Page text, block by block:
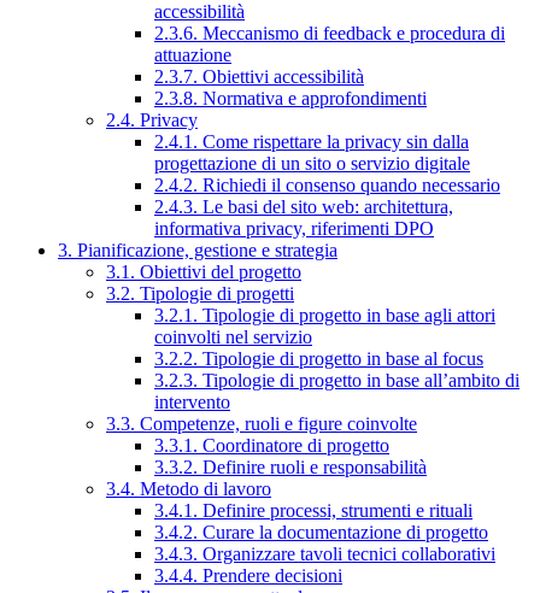
accessibilità
2.3.6. Meccanismo di feedback e procedura di
attuazione
2.3.7. Obiettivi accessibilità
2.3.8. Normativa e approfondimenti
2.4. Privacy
2.4.1. Come rispettare la privacy sin dalla
progettazione di un sito o servizio digitale
2.4.2. Richiedi il consenso quando necessario
2.4.3. Le basi del sito web: architettura,
informativa privacy, riferimenti DPO
3. Pianificazione, gestione e strategia
3.1. Obiettivi del progetto
3.2. Tipologie di progetti
3.2.1. Tipologie di progetto in base agli attori
coinvolti nel servizio
3.2.2. Tipologie di progetto in base al focus
3.2.3. Tipologie di progetto in base all’ambito di
intervento
3.3. Competenze, ruoli e figure coinvolte
3.3.1. Coordinatore di progetto
3.3.2. Definire ruoli e responsabilità
3.4. Metodo di lavoro
3.4.1. Definire processi, strumenti e rituali
3.4.2. Curare la documentazione di progetto
3.4.3. Organizzare tavoli tecnici collaborativi
3.4.4. Prendere decisioni